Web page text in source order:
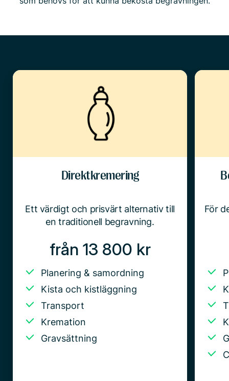
Direktkremering
Ett värdigt och prisvärt alternativ till
en traditionell begravning.
från 13 800 kr
Planering & samordning
Kista och kistläggning
Transport
Kremation
Gravsättning
För